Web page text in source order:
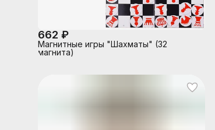
662 ₽
Магнитные игры "Шахматы" (32
магнита)